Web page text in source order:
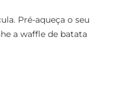
Pré-aqueça o seu
a waffle de batata